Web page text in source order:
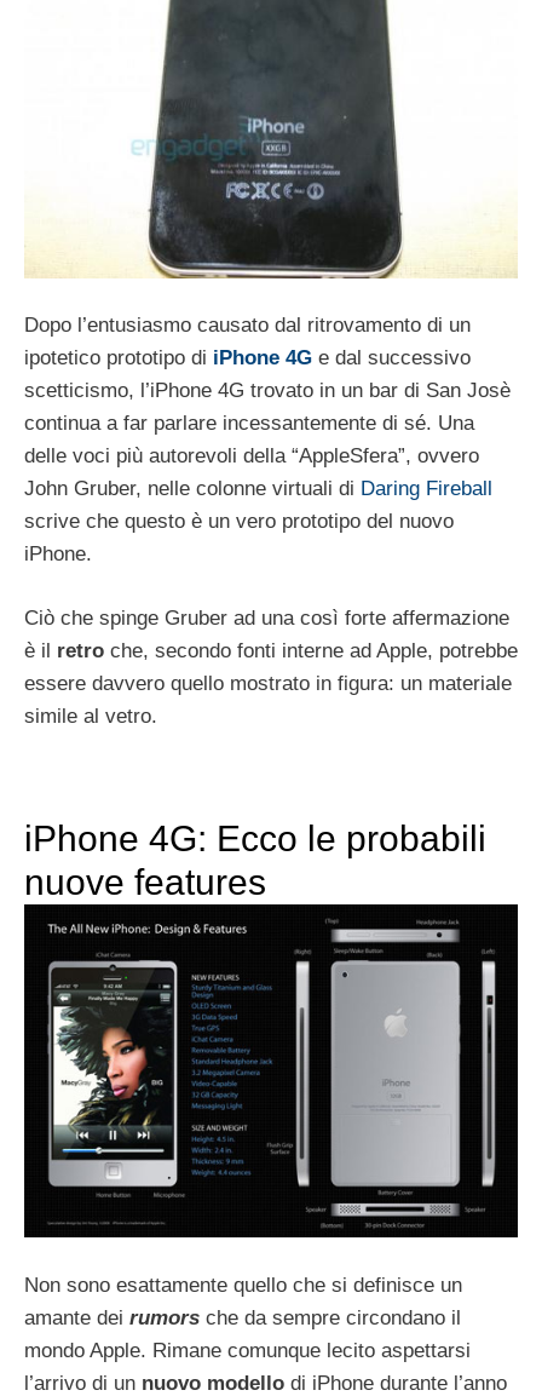
Dopo l’entusiasmo causato dal ritrovamento di un
ipotetico prototipo di iPhone 4G e dal successivo
scetticismo, l’iPhone 4G trovato in un bar di San Josè
continua a far parlare incessantemente di sé. Una
delle voci più autorevoli della “AppleSfera”, ovvero
John Gruber, nelle colonne virtuali di Daring Fireball
scrive che questo è un vero prototipo del nuovo
iPhone.
Ciò che spinge Gruber ad una così forte affermazione
è il retro che, secondo fonti interne ad Apple, potrebbe
essere davvero quello mostrato in figura: un materiale
simile al vetro.
iPhone 4G: Ecco le probabili
nuove features
Non sono esattamente quello che si definisce un
amante dei rumors che da sempre circondano il
mondo Apple. Rimane comunque lecito aspettarsi
l’arrivo di un nuovo modello di iPhone durante l’anno